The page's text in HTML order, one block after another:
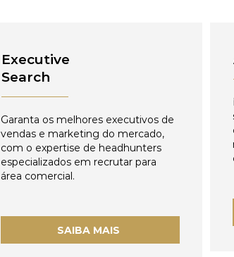
Executive
Search
Garanta os melhores executivos de
vendas e marketing do mercado,
com o expertise de headhunters
especializados em recrutar para
área comercial.
SAIBA MAIS